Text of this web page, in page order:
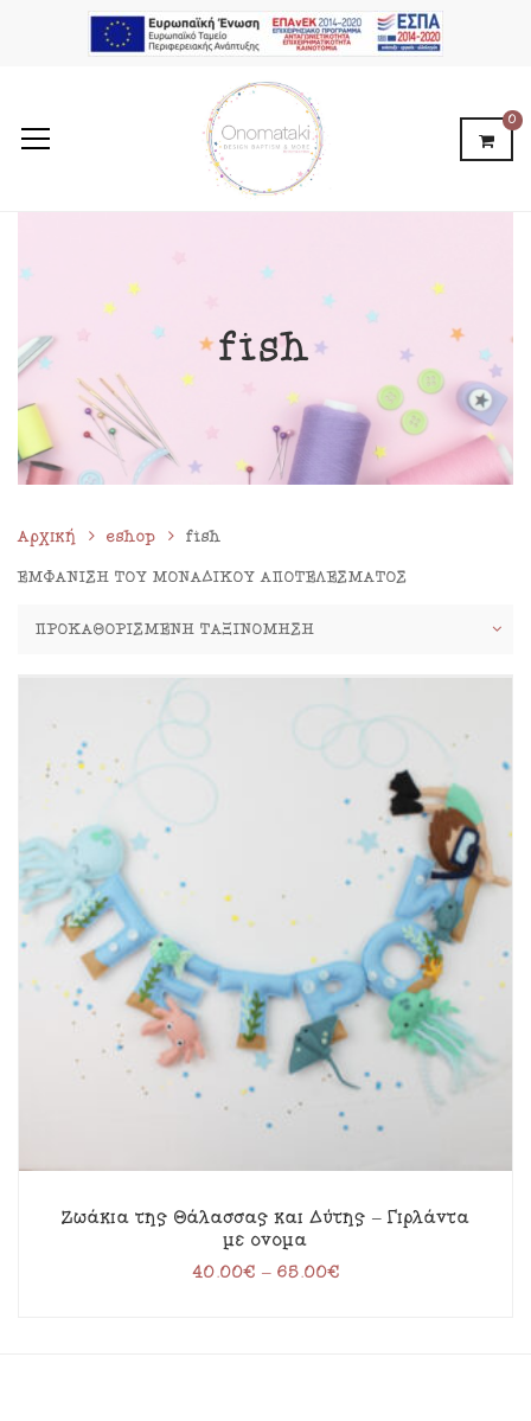
0
fish
Αρχική eshop fish
ΕΜΦΆΝΙΣΗ ΤΟΥ ΜΟΝΑΔΙΚΟΎ ΑΠΟΤΕΛΈΣΜΑΤΟΣ
Ζωάκια της Θάλασσας και Δύτης – Γιρλάντα
με όνομα
40.00€ – 65.00€